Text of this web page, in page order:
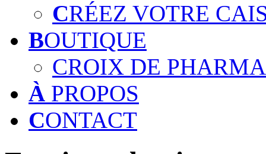
CRÉEZ VOTRE
BOUTIQUE
CROIX DE
À PROPOS
CONTACT